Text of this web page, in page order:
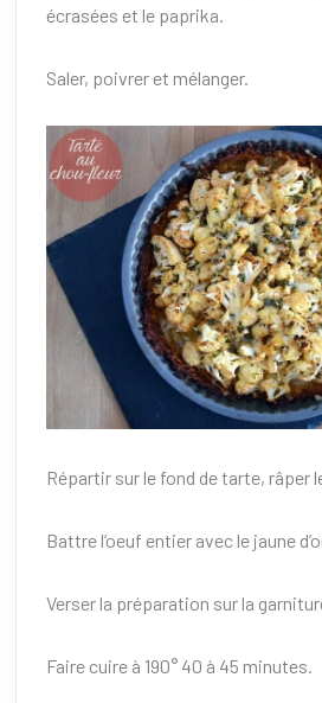
écrasées et le paprika.
Saler, poivrer et mélanger.
Répartir sur le fond de tarte, râper
Battre l’oeuf entier avec le jaune
Verser la préparation sur la
Faire cuire à 190° 40 à 45 minutes.